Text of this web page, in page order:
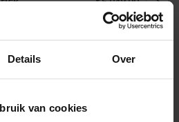
Details Over
van cookies
| Prefab
€5.289,00
€5.199,00